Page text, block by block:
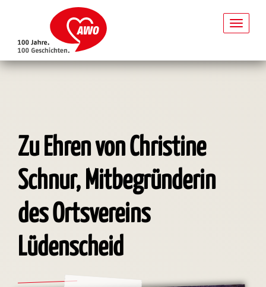
Zu Ehren von Christine
Schnur, Mitbegründerin
des Ortsvereins
Lüdenscheid